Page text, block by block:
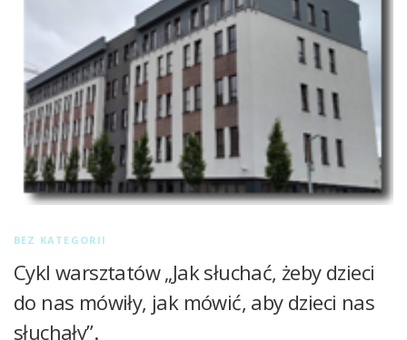
BEZ KATEGORII
Cykl warsztatów „Jak słuchać, żeby dzieci
do nas mówiły, jak mówić, aby dzieci nas
słuchały”.